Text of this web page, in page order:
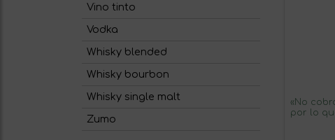
Vino tinto
Vodka
Whisky blended
Whisky bourbon
Whisky single malt
Zumo
«No
por lo